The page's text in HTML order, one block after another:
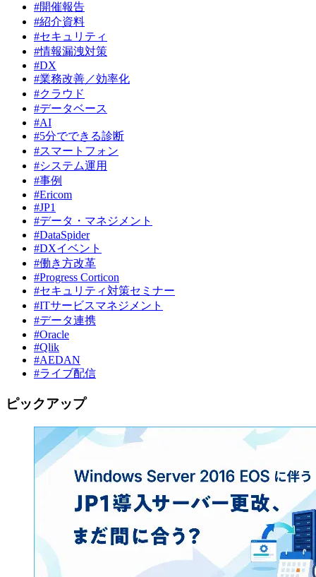
#開催報告
#紹介資料
#セキュリティ
#情報漏洩対策
#DX
#業務改善／効率化
#クラウド
#データベース
#AI
#5分でできる診断
#スマートフォン
#システム運用
#事例
#Ericom
#JP1
#データ・マネジメント
#DataSpider
#DXイベント
#働き方改革
#Progress Corticon
#セキュリティ対策セミナー
#ITサービスマネジメント
#データ連携
#Oracle
#Qlik
#AEDAN
#ライブ配信
ピックアップ